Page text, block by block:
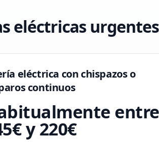
eléctricas
eléctrica con chispazos o
continuos
entre
y 220€